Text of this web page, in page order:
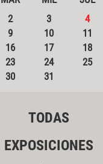
2 3 4
9 10 11
16 17 18
23 24 25
30 31
TODAS
EXPOSICIONES